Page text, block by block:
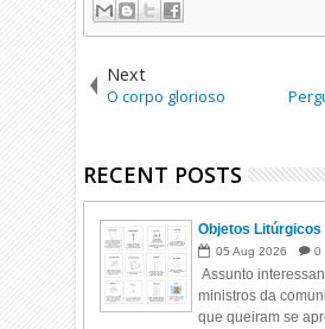
Next
O corpo glorioso
RECENT POSTS
Objetos Litúrgicos
05 Aug 2026 0
Assunto
ministros da
que queiram se